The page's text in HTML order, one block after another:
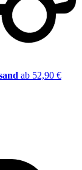
ab 52,90 €